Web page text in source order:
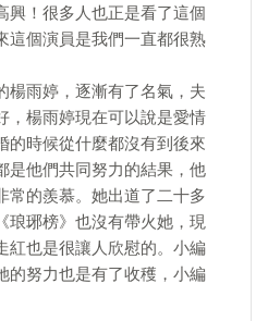
興！很多人也正是看了這個
這個演員是我們一直都很熟
楊雨婷，逐漸有了名氣，夫
，楊雨婷現在可以說是愛情
的時候從什麼都沒有到後來
是他們共同努力的結果，他
常的羨慕。她出道了二十多
琅琊榜》也沒有帶火她，現
紅也是很讓人欣慰的。小編
的努力也是有了收穫，小編